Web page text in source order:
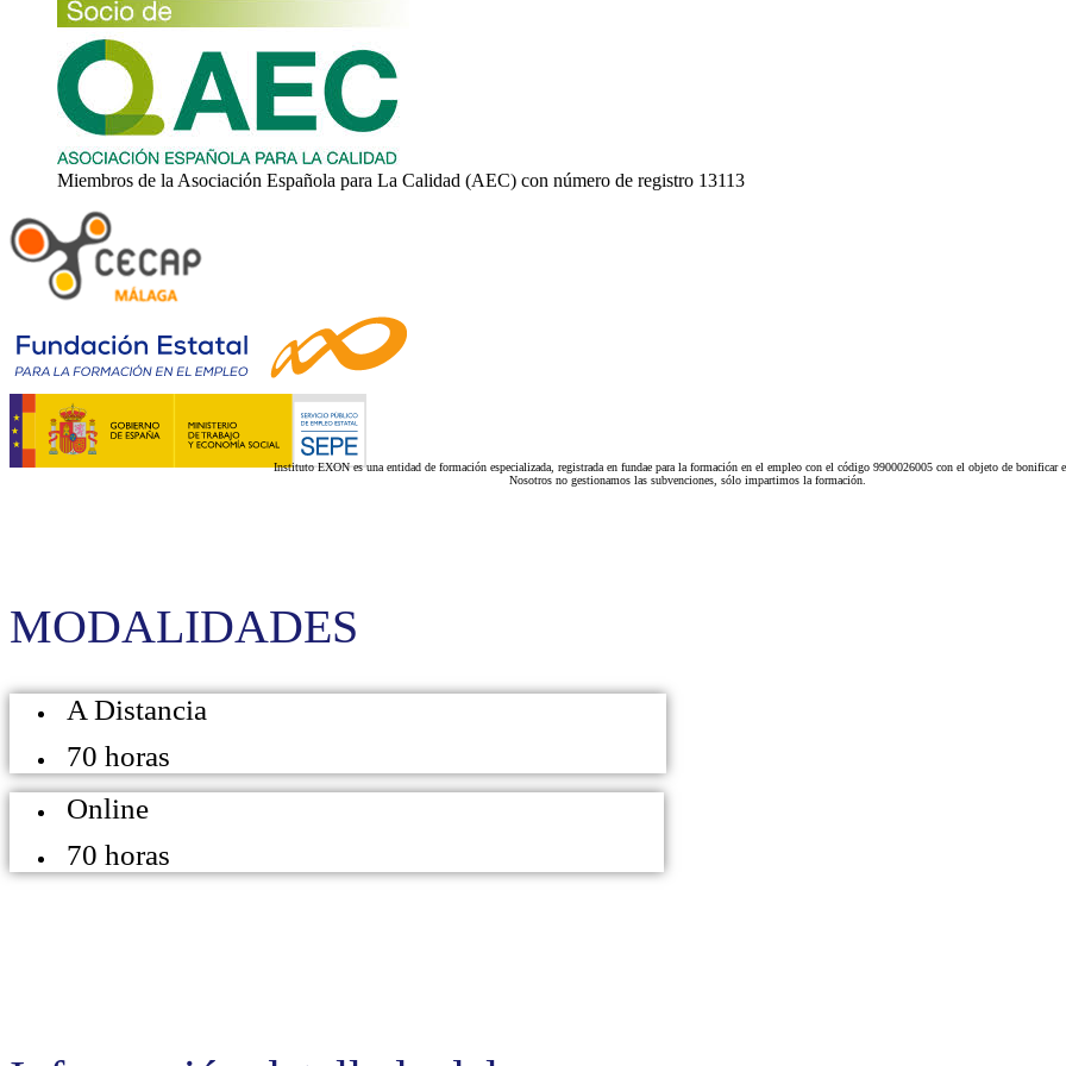
Miembros de la Asociación Española para La Calidad (AEC) con número de registro 13113
Instituto EXON es una entidad de formación especializada, registrada en fundae para la formación en el empleo con el código 9900026005 con el objeto de bonificar
Nosotros no gestionamos las subvenciones, sólo impartimos la formación.
MODALIDADES
A Distancia
70 horas
Online
70 horas